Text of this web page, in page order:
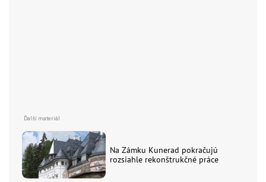
Na Zámku Kunerad pokračujú
rozsiahle rekonštrukčné práce